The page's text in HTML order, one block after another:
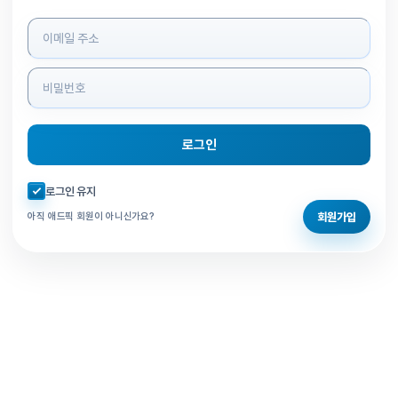
로그인 정보 입력
로그인
자동로그인 체크
로그인 유지
아직 애드픽 회원이 아니신가요? 회원가입